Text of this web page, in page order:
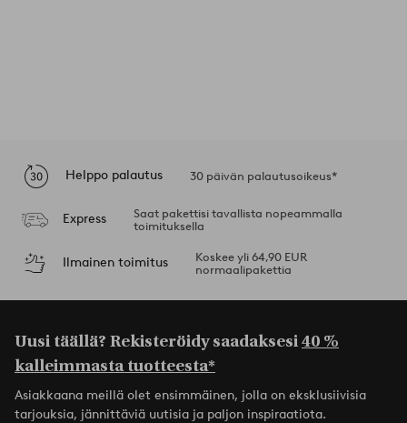
Helppo palautus 30 päivän palautusoikeus*
Express
Saat pakettisi tavallista nopeammalla
toimituksella
Ilmainen toimitus
Koskee yli 64,90 EUR
normaalipakettia
Uusi täällä? Rekisteröidy saadaksesi40 %
kalleimmasta tuotteesta*
Asiakkaana meillä olet ensimmäinen, jolla on eksklusiivisia
tarjouksia, jännittäviä uutisia ja paljon inspiraatiota.